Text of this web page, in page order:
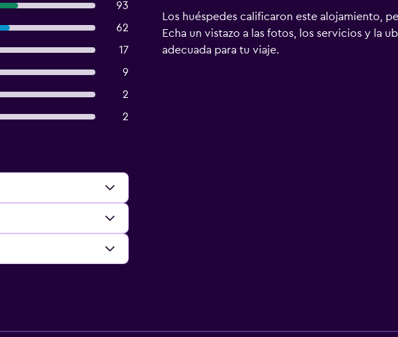
93
62
17
9
2
2
Los huéspedes calificaron este alojamiento,
Echa un vistazo a las fotos, los servicios y la
adecuada para tu viaje.